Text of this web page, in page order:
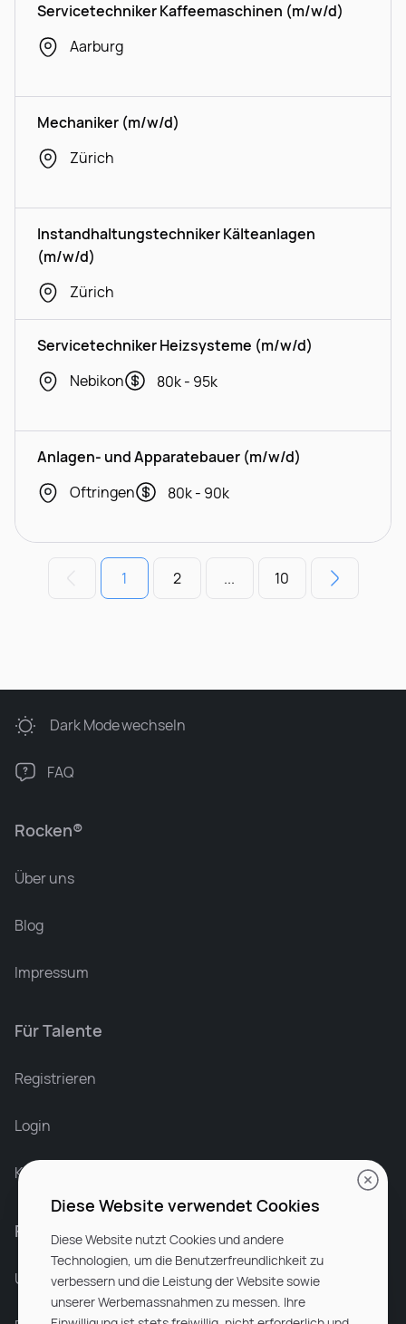
Servicetechniker Kaffeemaschinen (m/w/d)
Aarburg
Mechaniker (m/w/d)
Zürich
Instandhaltungstechniker Kälteanlagen
(m/w/d)
Zürich
Servicetechniker Heizsysteme (m/w/d)
Nebikon
80k - 95k
Anlagen- und Apparatebauer (m/w/d)
Oftringen
80k - 90k
1 2 ... 10
Rocken®
Über uns
Blog
Impressum
Für Talente
Registrieren
Login
Karriere bei Rocken
Für Unternehmen
Unsere Dienstleistungen
Dark Modewechseln
FAQ
Diese Website verwendet Cookies
Diese Website nutzt Cookies und andere
Technologien, um die Benutzerfreundlichkeit zu
verbessern und die Leistung der Website sowie
unserer Werbemassnahmen zu messen. Ihre